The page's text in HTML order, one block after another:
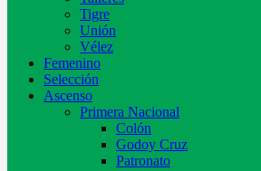
Tigre
Unión
Vélez
Femenino
Selección
Ascenso
Primera Nacional
Colón
Godoy Cruz
Patronato